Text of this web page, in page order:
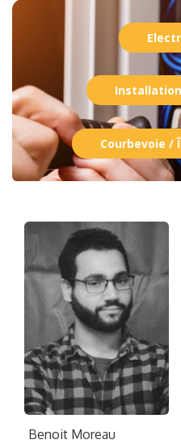
Courbevoie /
Benoit Moreau